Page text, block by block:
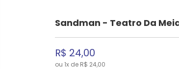
Sandman - Teatro Da
R$ 24,00
ou 1x de R$ 24,00